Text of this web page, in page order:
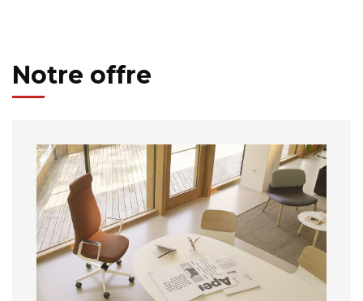
Notre offre